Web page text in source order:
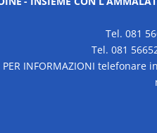
Tel. 081
Tel. 081
PER INFORMAZIONI telefonare